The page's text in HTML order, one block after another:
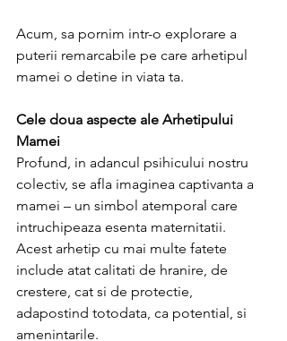
Acum, sa pornim intr-o explorare a
puterii remarcabile pe care arhetipul
mamei o detine in viata ta.
Cele doua aspecte ale Arhetipului
Mamei
Profund, in adancul psihicului nostru
colectiv, se afla imaginea captivanta a
mamei – un simbol atemporal care
intruchipeaza esenta maternitatii.
Acest arhetip cu mai multe fatete
include atat calitati de hranire, de
crestere, cat si de protectie,
adapostind totodata, ca potential, si
amenintarile.